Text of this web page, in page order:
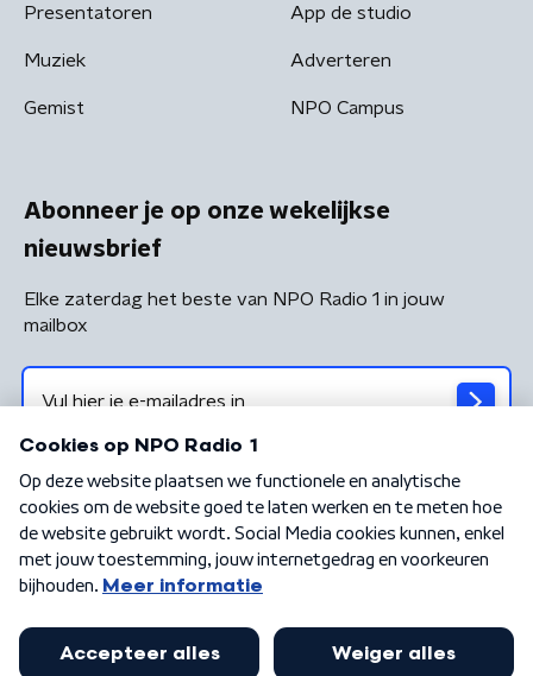
Presentatoren
Muziek
Gemist
App de studio
Adverteren
NPO Campus
Abonneer je op onze wekelijkse
nieuwsbrief
Elke zaterdag het beste van NPO Radio 1 in jouw
mailbox
Algemene voorwaarden